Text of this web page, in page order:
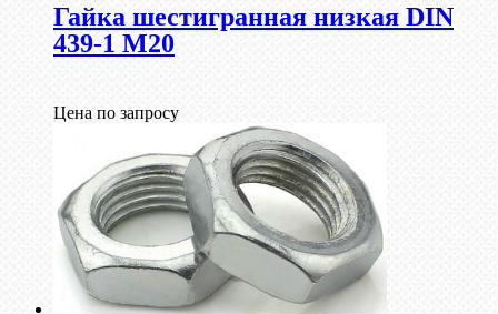
Гайка шестигранная низкая DIN
439-1 М20
Цена по запросу